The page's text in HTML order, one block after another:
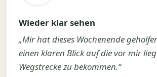
Wieder klar sehen
„Mir hat dieses Wochenende
einen klaren Blick auf die vor mir
Wegstrecke zu bekommen.“